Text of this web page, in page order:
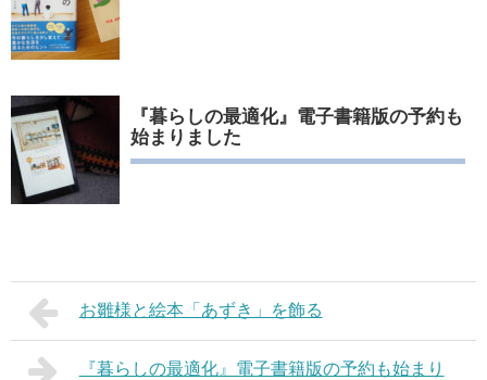
『暮らしの最適化』電子書籍版の予約も
始まりました
お雛様と絵本「あずき」を飾る
『暮らしの最適化』電子書籍版の予約も始まり